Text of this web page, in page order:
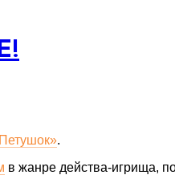
.
в жанре действа-игрища,